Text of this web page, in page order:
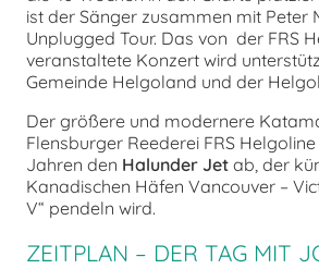
ist der Sänger zusammen mit Peter
Unplugged Tour. Das von der FRS
veranstaltete Konzert wird
Gemeinde Helgoland und der
Der größere und modernere
Flensburger Reederei FRS
Jahren den Halunder Jet ab, der
Kanadischen Häfen Vancouver –
V“ pendeln wird.
ZEITPLAN – DER TAG MIT